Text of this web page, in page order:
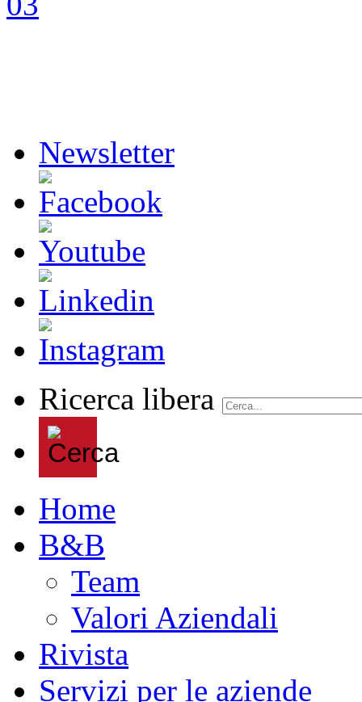
Newsletter
Ricerca libera
Home
B&B
Team
Valori Aziendali
Rivista
Servizi per le aziende